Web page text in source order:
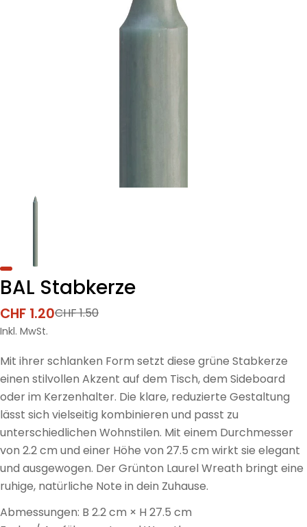
BAL Stabkerze
Verkaufspreis
CHF 1.20
Regulärer
Preis
CHF 1.50
Inkl. MwSt.
Mit ihrer schlanken Form setzt diese grüne Stabkerze
einen stilvollen Akzent auf dem Tisch, dem Sideboard
oder im Kerzenhalter. Die klare, reduzierte Gestaltung
lässt sich vielseitig kombinieren und passt zu
unterschiedlichen Wohnstilen. Mit einem Durchmesser
von 2.2 cm und einer Höhe von 27.5 cm wirkt sie elegant
und ausgewogen. Der Grünton Laurel Wreath bringt eine
ruhige, natürliche Note in dein Zuhause.
Abmessungen: B 2.2 cm × H 27.5 cm